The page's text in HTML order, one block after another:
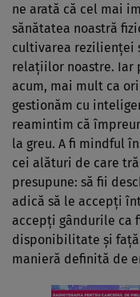
ne arată că cel mai
sănătatea noastră
cultivarea rezilienţei
relaţiilor noastre. Iar
acum, mai mult ca
gestionăm cu
reamintim că
la greu. A fi mindful
cei alături de care
presupune: să fii
adică să le accepţi
accepţi gândurile ca
disponibilitate şi
manieră definită de